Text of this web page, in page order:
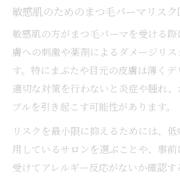
敏感肌のためのまつ毛パーマリス
敏感肌の方がまつ毛パーマを受ける
膚への刺激や薬剤によるダメージリス
す。特にまぶたや目元の皮膚は薄くデ
適切な対策を行わないと炎症や腫れ
ブルを引き起こす可能性があります。
リスクを最小限に抑えるためには、
用しているサロンを選ぶことや、事
受けてアレルギー反応がないか確認